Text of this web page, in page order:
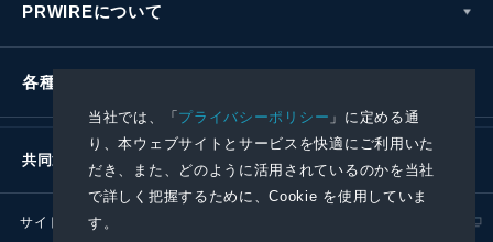
当社では、「プライバシーポリシー 」に定める通
り、本ウェブサイトとサービスを快適にご利用いた
だき、また、どのように活用されているのかを当社
で詳しく把握するために、Cookie を使用していま
す。
PRWIREについて
各種お問い合わせ
共同通信社グループ
サイトポリシー